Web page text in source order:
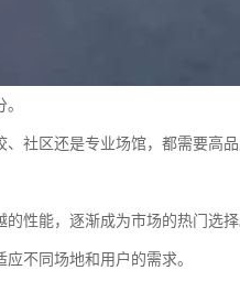
社区还是专业场馆，都需要高
性能，逐渐成为市场的热门选择
不同场地和用户的需求。